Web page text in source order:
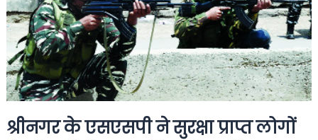
श्रीनगर के एसएसपी ने सुरक्षा प्राप्त लोगों